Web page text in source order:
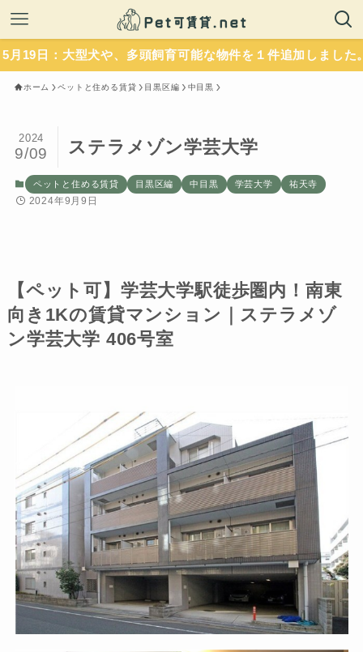
犬や、多頭飼育可能な物件を１件追加しました。いずれも
ホーム ペットと住める賃貸 目黒区編 中目黒
ステラメゾン学芸大学
2024
9/09
ペットと住める賃貸 目黒区編 中目黒 学芸大学 祐天寺
2024年9月9日
【ペット可】学芸大学駅徒歩圏内！南東
向き1Kの賃貸マンション｜ステラメゾ
ン学芸大学 406号室